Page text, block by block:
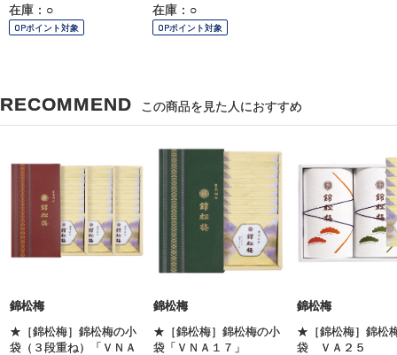
在庫：○
OPポイント対象
在庫：○
OPポイント対象
RECOMMEND この商品を見た人におすすめ
錦松梅
★［錦松梅］錦松梅の小
袋（３段重ね）「ＶＮＡ
錦松梅
★［錦松梅］錦松梅の小
袋「ＶＮＡ１７」
錦松梅
★［錦松梅］錦松
袋 ＶＡ２５